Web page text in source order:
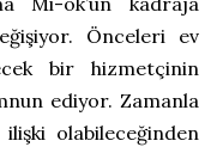
Önceleri ev
bir hizmetçinin
ediyor. Zamanla
olabileceğinden